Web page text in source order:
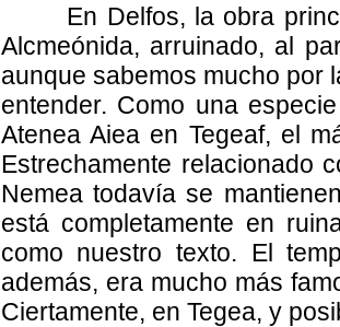
En Delfos, la obra
Alcmeónida, arruinado, al
aunque sabemos mucho por
entender. Como una
Atenea Aiea en Tegeaf, el
Estrechamente relacionado
Nemea todavía se
está completamente en
como nuestro texto. El
además, era mucho más
Ciertamente, en Tegea, y